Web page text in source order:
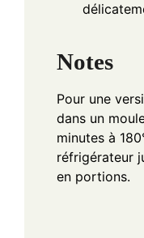
Notes
Pour une
dans un
minutes à
réfrigérateur
en portions.